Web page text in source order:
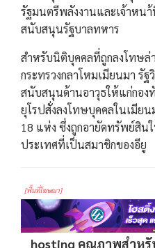
รัฐมนตรีพลังงานและเจ้าหน
สนับสนุนรัฐบาลทหาร
สำหรับนิติบุคคลที่ถูกลงโทษล่
กระทรวงกลาโหมเมียนมา รั
สนับสนุนด้านอาวุธให้แก่กอ
ยุโรปสั่งลงโทษบุคคลในเมีย
18 แห่ง ซึ่งถูกอายัดทรัพย์สิน
ประเทศที่เป็นสมาชิกของอียู
[พื้นที่โฆษณา]
hosting คุณภาพสำหรั